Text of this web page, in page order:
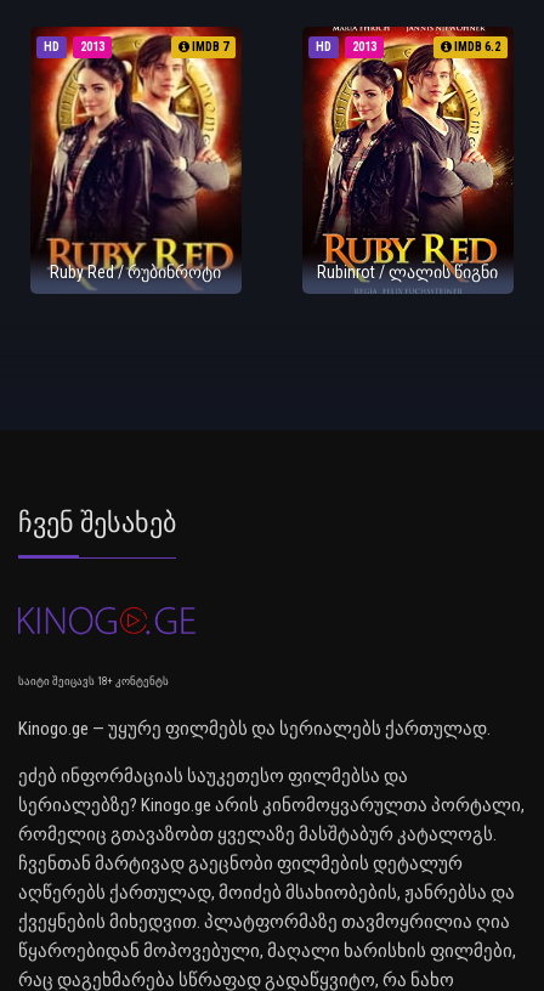
HD 2013 IMDB 7
Ruby Red / რუბინროტი
HD 2013 IMDB 6.2
Rubinrot / ლალის წიგნი
Ჩვენ Შესახებ
საიტი შეიცავს 18+ კონტენტს
Kinogo.ge — უყურე ფილმებს და სერიალებს ქართულად.
ეძებ ინფორმაციას საუკეთესო ფილმებსა და
სერიალებზე? Kinogo.ge არის კინომოყვარულთა პორტალი,
რომელიც გთავაზობთ ყველაზე მასშტაბურ კატალოგს.
ჩვენთან მარტივად გაეცნობი ფილმების დეტალურ
აღწერებს ქართულად, მოიძებ მსახიობების, ჟანრებსა და
ქვეყნების მიხედვით. პლატფორმაზე თავმოყრილია ღია
წყაროებიდან მოპოვებული, მაღალი ხარისხის ფილმები,
რაც დაგეხმარება სწრაფად გადაწყვიტო, რა ნახო